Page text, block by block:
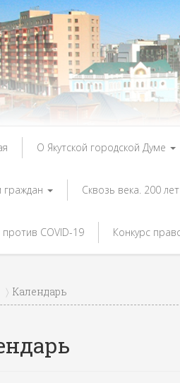
О Якутской городской Думе
Сквозь века. 200
против COVID-19 Конкурс
Календарь